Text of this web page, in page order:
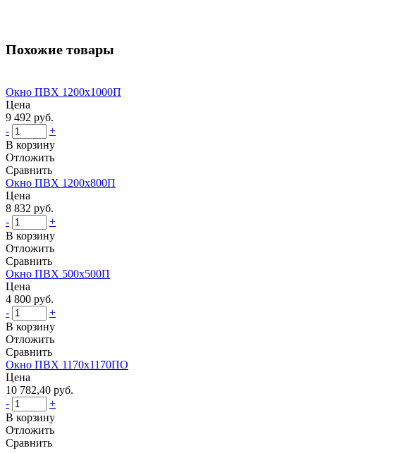
Похожие товары
Окно ПВХ 1200х1000П
Цена
9 492 руб.
-
+
В корзину
Отложить
Сравнить
Окно ПВХ 1200х800П
Цена
8 832 руб.
-
+
В корзину
Отложить
Сравнить
Окно ПВХ 500х500П
Цена
4 800 руб.
-
+
В корзину
Отложить
Сравнить
Окно ПВХ 1170х1170ПО
Цена
10 782,40 руб.
-
+
В корзину
Отложить
Сравнить